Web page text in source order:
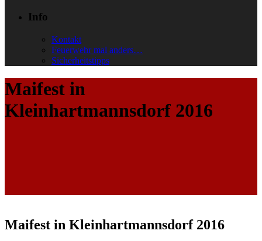
Info
Kontakt
Feuerwehr mal anders…
Sicherheitstipps
Maifest in
Kleinhartmannsdorf 2016
Maifest in Kleinhartmannsdorf 2016